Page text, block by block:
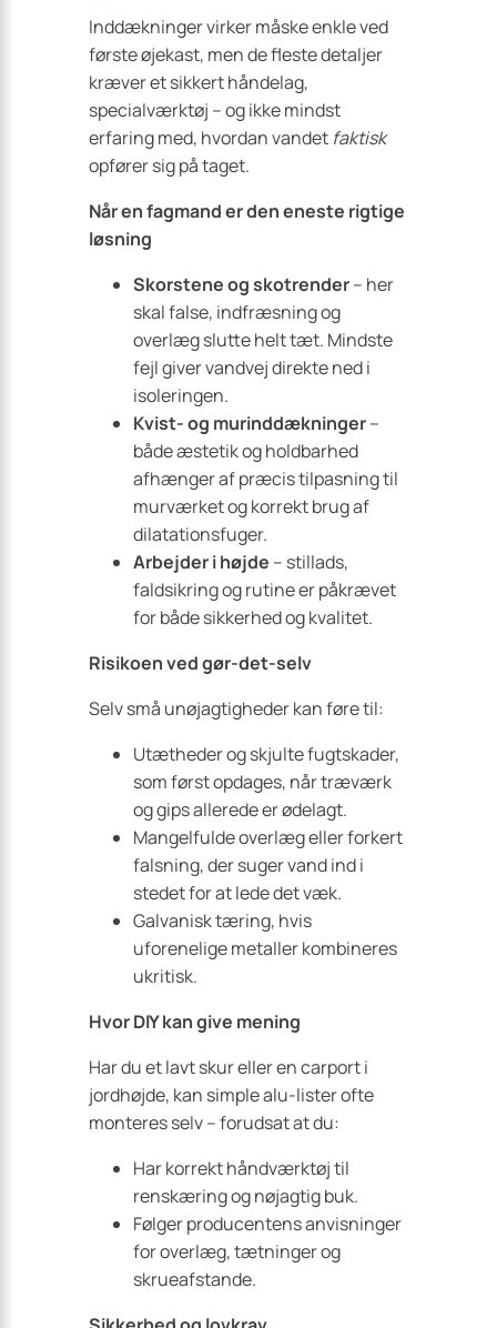
Inddækninger virker måske enkle ved
første øjekast, men de fleste detaljer
kræver et sikkert håndelag,
specialværktøj – og ikke mindst
erfaring med, hvordan vandet faktisk
opfører sig på taget.
Når en fagmand er den eneste rigtige
løsning
Skorstene og skotrender– her
skal false, indfræsning og
overlæg slutte helt tæt. Mindste
fejl giver vandvej direkte ned i
isoleringen.
Kvist- og murinddækninger–
både æstetik og holdbarhed
afhænger af præcis tilpasning til
murværket og korrekt brug af
dilatationsfuger.
Arbejder i højde – stillads,
faldsikring og rutine er påkrævet
for både sikkerhed og kvalitet.
Risikoen ved gør-det-selv
Selv små unøjagtigheder kan føre til:
Utætheder og skjulte fugtskader,
som først opdages, når træværk
og gips allerede er ødelagt.
Mangelfulde overlæg eller forkert
falsning, der suger vand ind i
stedet for at lede det væk.
Galvanisk tæring, hvis
uforenelige metaller kombineres
ukritisk.
Hvor DIY kan give mening
Har du et lavt skur eller en carport i
jordhøjde, kan simple alu-lister ofte
monteres selv – forudsat at du:
Har korrekt håndværktøj til
renskæring og nøjagtig buk.
Følger producentens anvisninger
for overlæg, tætninger og
skrueafstande.